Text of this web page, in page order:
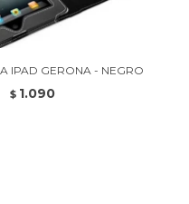
IPAD GERONA - NEGRO
$ 1.090